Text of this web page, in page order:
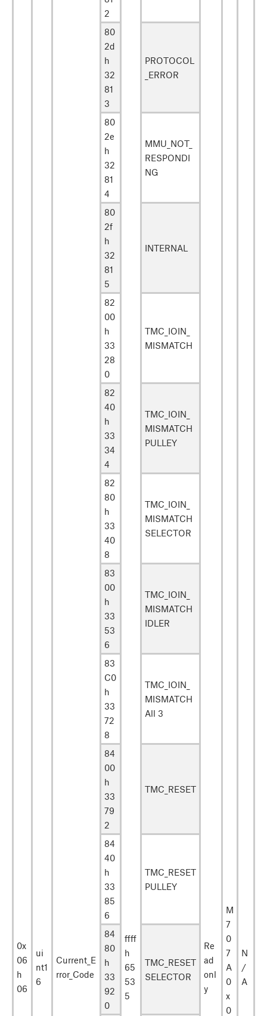
0x
06
h
06
ui
nt1
6
Current_E
rror_Code
ffff
h
65
53
5
Re
ad
onl
y
M
7
0
7
A
0
x
0
N
/
A
2
80
2d
h
32
81
3
PROTOCOL
_ERROR
80
2e
h
32
81
4
MMU_NOT_
RESPONDI
NG
80
2f
h
32
81
5
INTERNAL
82
00
h
33
28
0
TMC_IOIN_
MISMATCH
82
40
h
33
34
4
TMC_IOIN_
MISMATCH
PULLEY
82
80
h
33
40
8
TMC_IOIN_
MISMATCH
SELECTOR
83
00
h
33
53
6
TMC_IOIN_
MISMATCH
IDLER
83
C0
h
33
72
8
TMC_IOIN_
MISMATCH
All 3
84
00
h
33
79
2
TMC_RESET
84
40
h
33
85
6
TMC_RESET
PULLEY
84
80
h
33
92
0
TMC_RESET
SELECTOR